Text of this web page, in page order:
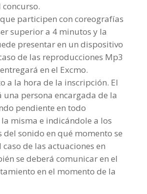
participen con coreografías
superior a 4 minutos y la
presentar en un dispositivo
de las reproducciones Mp3
en el Excmo.
a la hora de la inscripción. El
persona encargada de la
pendiente en todo
misma e indicándole a los
del sonido en qué momento se
caso de las actuaciones en
se deberá comunicar en el
en el momento de la